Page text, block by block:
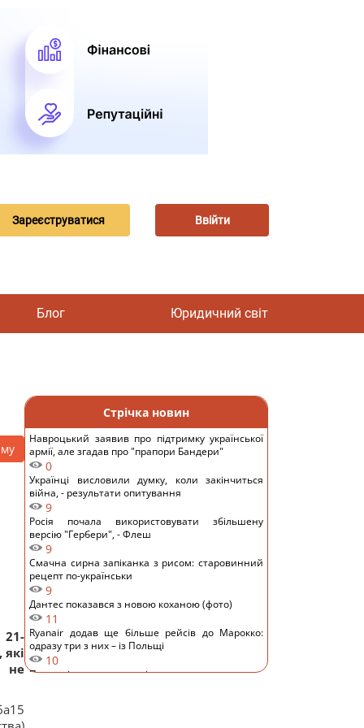
Зареєструватися Ввійти
Блог Юридичний світ
21-
не
Стрічка новин
Навроцький заявив про підтримку української
армії, але згадав про "прапори Бандери"
0
Українці висловили думку, коли закінчиться
війна, - результати опитування
9
Росія почала використовувати збільшену
версію "Гербери", - Флеш
9
Смачна сирна запіканка з рисом: старовинний
рецепт по-українськи
9
Дантес показався з новою коханою (фото)
11
Ryanair додав ще більше рейсів до Марокко:
одразу три з них – із Польщі
10
Порожні грядки в серпні - велика помилка: що з